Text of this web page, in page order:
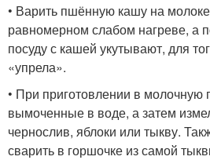
• Варить пшённую кашу на
равномерном слабом нагреве, а
посуду с кашей укутывают, для
«упрела».
• При приготовлении в
вымоченные в воде, а затем
чернослив, яблоки или тыкву.
сварить в горшочке из самой